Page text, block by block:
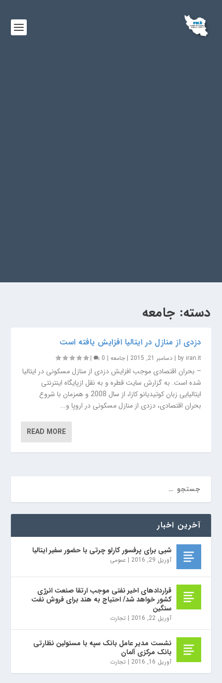
دسته: جامعه
دزدی از منازل در ایتالیا افزایش یافته است
by iran.it
|دسامبر 21, 2015 |جامعه |
0
|
– بحران اقتصادی موجب افزایش دزدی از منازل مسکونی در ایتالیا
شده است. به گزارش سایت قطره و به نقل ازپایگاه اینترنتی
ایتالیایی زبان کوتیدیانو کازا، از سال 2008 و همزمان با شروع
بحران اقتصادی، دزدی از منازل مسکونی در اروپا و...
READ MORE
آخرین اخبار
شبی برای پرفسور کارلو چرتی با حضور سفیر ایتالیا
آوریل 29, 2016 |عمومی
قراردادهای اخیر نفتی موجب ارتقا صنعت انرژی
کشور خواهد شد/ احتیاج به هند برای فروش نفت
سنگین
آوریل 22, 2016 | تجارت
نشست مدیر عامل بانک سپه با مسئولین نظارتی
بانک مرکزی آلمان
آوریل 16, 2016 | تجارت